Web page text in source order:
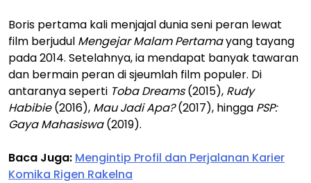
Boris pertama kali menjajal dunia seni peran lewat
film berjudul Mengejar Malam Pertamayang tayang
pada 2014. Setelahnya, ia mendapat banyak tawaran
dan bermain peran di sjeumlah film populer. Di
antaranya seperti Toba Dreams(2015), Rudy
Habibie(2016), Mau Jadi Apa?(2017), hingga PSP:
Gaya Mahasiswa(2019).
Baca Juga: Mengintip Profil dan Perjalanan Karier
Komika Rigen Rakelna